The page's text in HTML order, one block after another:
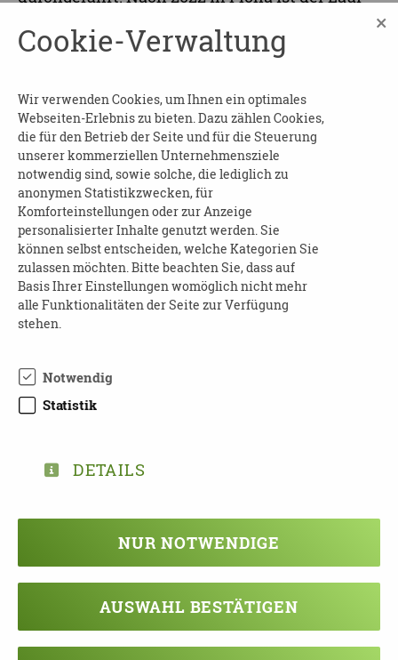
einen großen Gesundheitstag mit vielfältigen
sind der Verein Betreutes Wohnen Mittweida
e.V. und der Landkreis Mittelsachsen in
Zusammenarbeit mit dem Kreissportbund, der
AOK Plus und weiteren Partnern. Über
zahlreiche Anmeldungen und entsprechende
Teilnahme an der Veranstaltung freuen wir uns
sehr.
Für Rückfragen stehen Ihnen das
Veranstaltungsteam des Gesundheitsamtes
e.V. gern zur Verfügung:
Telefon 03727/ 659 003, Mail:
ZURÜCK ZUR ÜBERSICHT
Cookie-Verwaltung ×
Wir verwenden Cookies, um Ihnen ein optimales
Webseiten-Erlebnis zu bieten. Dazu zählen Cookies,
die für den Betrieb der Seite und für die Steuerung
unserer kommerziellen Unternehmensziele
notwendig sind, sowie solche, die lediglich zu
anonymen Statistikzwecken, für
Komforteinstellungen oder zur Anzeige
personalisierter Inhalte genutzt werden. Sie
können selbst entscheiden, welche Kategorien Sie
zulassen möchten. Bitte beachten Sie, dass auf
Basis Ihrer Einstellungen womöglich nicht mehr
alle Funktionalitäten der Seite zur Verfügung
stehen.
Notwendig
Statistik
DETAILS
NUR NOTWENDIGE
AUSWAHL BESTÄTIGEN